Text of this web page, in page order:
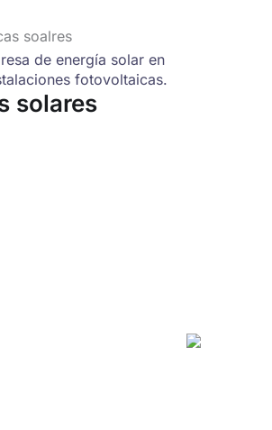
de energía solar en
fotovoltaicas.
solares